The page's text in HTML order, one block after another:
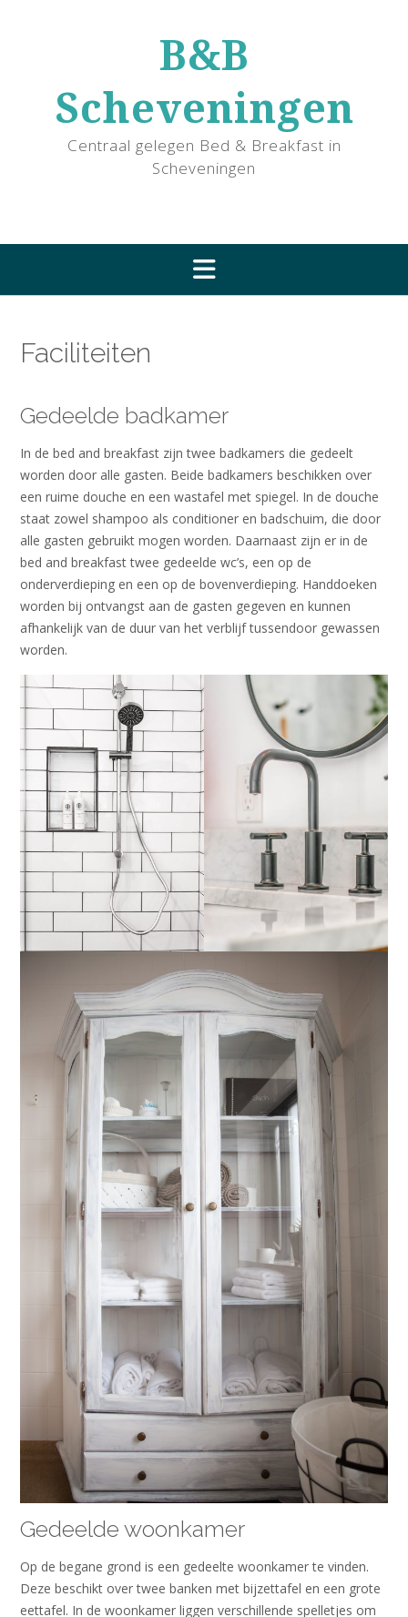
B&B
Scheveningen
Centraal gelegen Bed & Breakfast in
Scheveningen
Faciliteiten
Gedeelde badkamer
In de bed and breakfast zijn twee badkamers die gedeelt
worden door alle gasten. Beide badkamers beschikken over
een ruime douche en een wastafel met spiegel. In de douche
staat zowel shampoo als conditioner en badschuim, die door
alle gasten gebruikt mogen worden. Daarnaast zijn er in de
bed and breakfast twee gedeelde wc’s, een op de
onderverdieping en een op de bovenverdieping. Handdoeken
worden bij ontvangst aan de gasten gegeven en kunnen
afhankelijk van de duur van het verblijf tussendoor gewassen
worden.
Gedeelde woonkamer
Op de begane grond is een gedeelte woonkamer te vinden.
Deze beschikt over twee banken met bijzettafel en een grote
eettafel. In de woonkamer liggen verschillende spelletjes om